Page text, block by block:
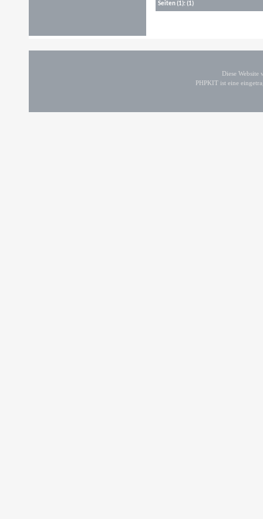
Seiten(1): (1)
Diese
PHPKIT ist eine